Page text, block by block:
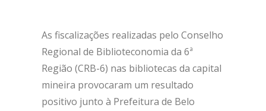
As fiscalizações realizadas pelo Conselho
Regional de Biblioteconomia da 6ª
Região (CRB-6) nas bibliotecas da capital
mineira provocaram um resultado
positivo junto à Prefeitura de Belo